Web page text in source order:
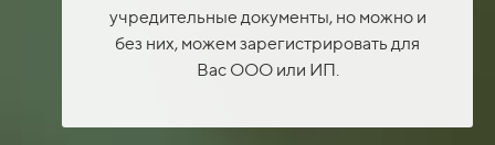
учредительные документы, но можно и
без них, можем зарегистрировать для
Вас ООО или ИП.